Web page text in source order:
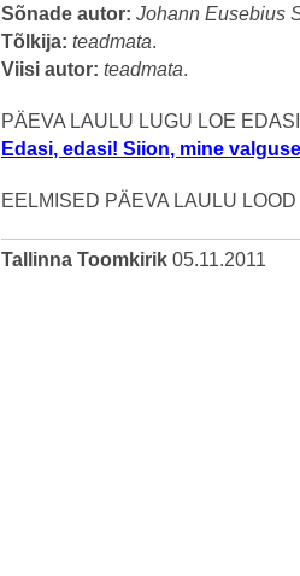
Sõnade autor: Johann Eusebius
Tõlkija: teadmata.
Viisi autor: teadmata.
PÄEVA LAULU LUGU LOE
Edasi, edasi! Siion, mine
EELMISED PÄEVA LAULU
Tallinna Toomkirik 05.11.2011